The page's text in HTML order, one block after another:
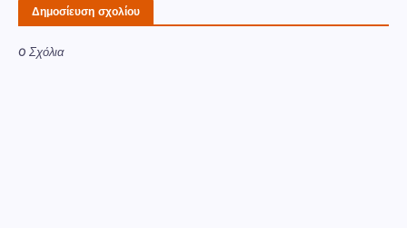
Δημοσίευση σχολίου
0 Σχόλια